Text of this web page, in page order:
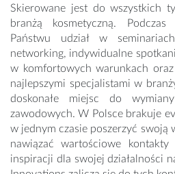
Skierowane jest do wszystkich
branżą kosmetyczną.
Państwu udział w
networking, indywidualne
w komfortowych warunkach
najlepszymi specjalistami w
doskonałe miejsc do
zawodowych. W Polsce brakuje
w jednym czasie poszerzyć swoją
nawiązać wartościowe
inspiracji dla swojej działalności